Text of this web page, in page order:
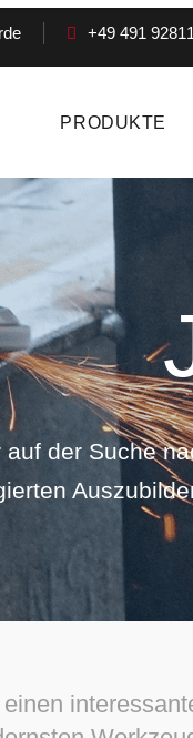
+49 491
PRODUKTE
der Suche